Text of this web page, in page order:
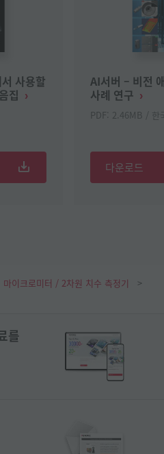
사용할
집
AI서버 – 비전
사례 연구
PDF: 2.46MB / 한
다운로드
마이크로미터 / 2차원 치수 측정기
를